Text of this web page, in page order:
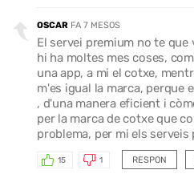
OSCAR FA 7 MESOS
El servei premium no te que
hi ha moltes mes coses,
una app, a mi el cotxe,
m'es igual la marca, perque
, d'una manera eficient i
per la marca de cotxe que
problema, per mi els
RESPON
15 1